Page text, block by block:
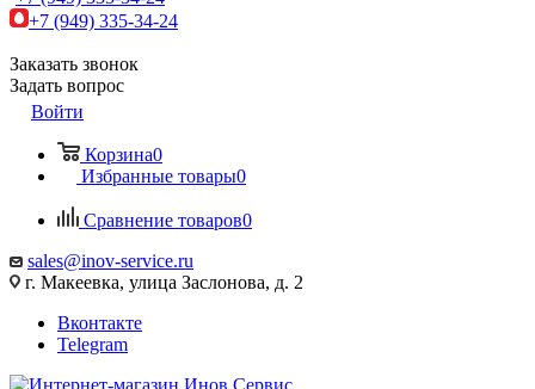
+7 (949) 335-34-24
Заказать звонок
Задать вопрос
Войти
Корзина0
Избранные товары0
Сравнение товаров0
sales@inov-service.ru
г. Макеевка, улица Заслонова, д. 2
Вконтакте
Telegram